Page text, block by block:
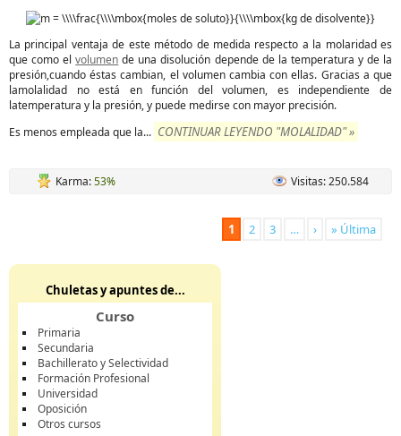
La principal ventaja de este método de medida respecto a la molaridad es
que como elvolumen de una disolución depende de la temperatura y de la
presión,cuando éstas cambian, el volumen cambia con ellas. Gracias a que
lamolalidad no está en función del volumen, es independiente de
latemperatura y la presión, y puede medirse con mayor precisión.
Es menos empleada que la... CONTINUAR LEYENDO "MOLALIDAD" »
Karma:53% Visitas: 250.584
1 2 3 … › » Última
Chuletas y apuntes de...
Curso
Primaria
Secundaria
Bachillerato y Selectividad
Formación Profesional
Universidad
Oposición
Otros cursos